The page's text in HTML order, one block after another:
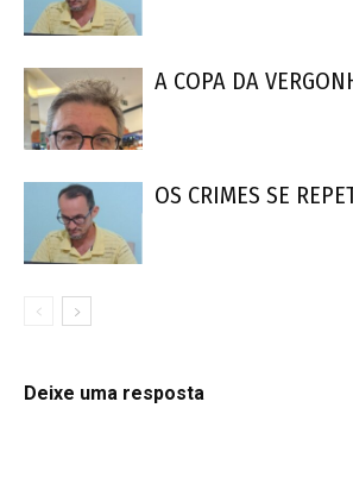
A COPA DA
OS CRIMES SE
Deixe uma resposta